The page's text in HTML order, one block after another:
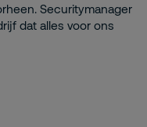
Securitymanager
dat alles voor ons